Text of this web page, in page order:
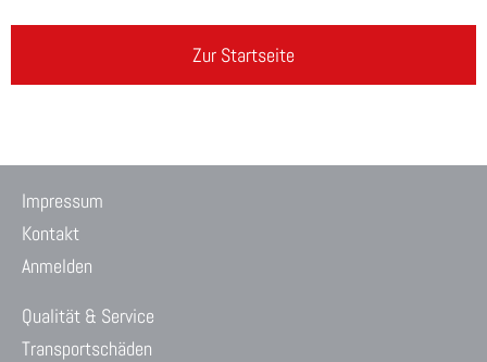
Zur Startseite
Impressum
Kontakt
Anmelden
Qualität & Service
Transportschäden